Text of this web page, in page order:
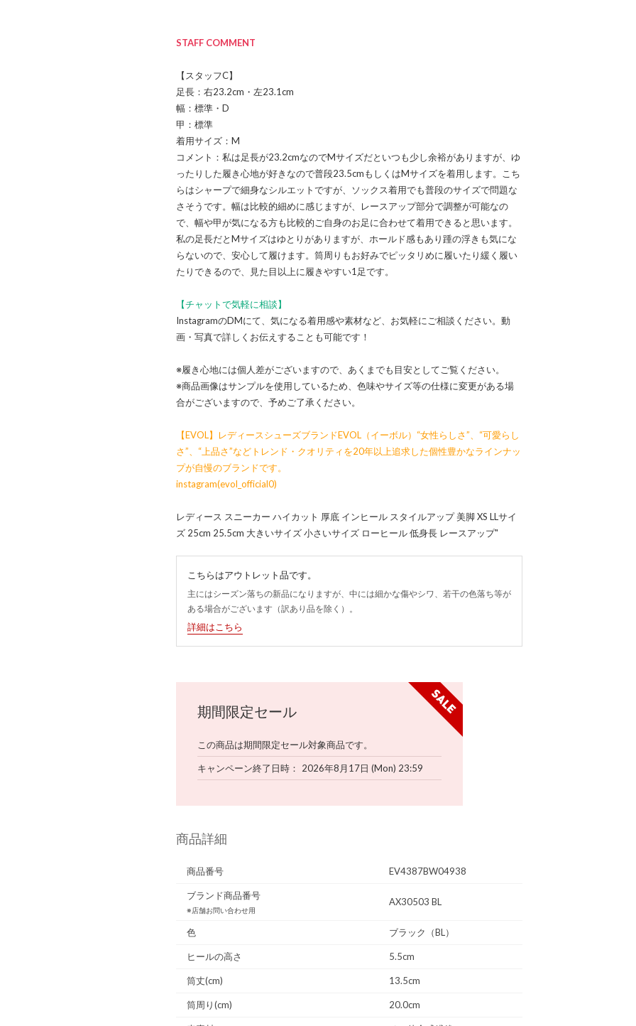
STAFF COMMENT
【スタッフC】
足長：右23.2cm・左23.1cm
幅：標準・D
甲：標準
着用サイズ：M
コメント：私は足長が23.2cmなのでMサイズだといつも少し余裕がありますが、ゆ
ったりした履き心地が好きなので普段23.5cmもしくはMサイズを着用します。こち
らはシャープで細身なシルエットですが、ソックス着用でも普段のサイズで問題な
さそうです。幅は比較的細めに感じますが、レースアップ部分で調整が可能なの
で、幅や甲が気になる方も比較的ご自身のお足に合わせて着用できると思います。
私の足長だとMサイズはゆとりがありますが、ホールド感もあり踵の浮きも気にな
らないので、安心して履けます。筒周りもお好みでピッタリめに履いたり緩く履い
たりできるので、見た目以上に履きやすい1足です。
【チャットで気軽に相談】
InstagramのDMにて、気になる着用感や素材など、お気軽にご相談ください。動
画・写真で詳しくお伝えすることも可能です！
※履き心地には個人差がございますので、あくまでも目安としてご覧ください。
※商品画像はサンプルを使用しているため、色味やサイズ等の仕様に変更がある場
合がございますので、予めご了承ください。
【EVOL】レディースシューズブランドEVOL（イーボル）“女性らしさ”、“可愛らし
さ”、“上品さ”などトレンド・クオリティを20年以上追求した個性豊かなラインナッ
プが自慢のブランドです。
instagram(evol_official0)
レディース スニーカー ハイカット 厚底 インヒール スタイルアップ 美脚 XS LLサイ
ズ 25cm 25.5cm 大きいサイズ 小さいサイズ ローヒール 低身長 レースアップ"
こちらはアウトレット品です。
主にはシーズン落ちの新品になりますが、中には細かな傷やシワ、若干の色落ち等が
ある場合がございます（訳あり品を除く）。
詳細はこちら
期間限定セール
この商品は期間限定セール対象商品です。
キャンペーン終了日時 2026年8月17日 (Mon) 23:59
商品詳細
商品番号 EV4387BW04938
ブランド商品番号
※店舗お問い合わせ用
AX30503 BL
色 ブラック（BL）
ヒールの高さ 5.5cm
筒丈(cm) 13.5cm
筒周り(cm) 20.0cm